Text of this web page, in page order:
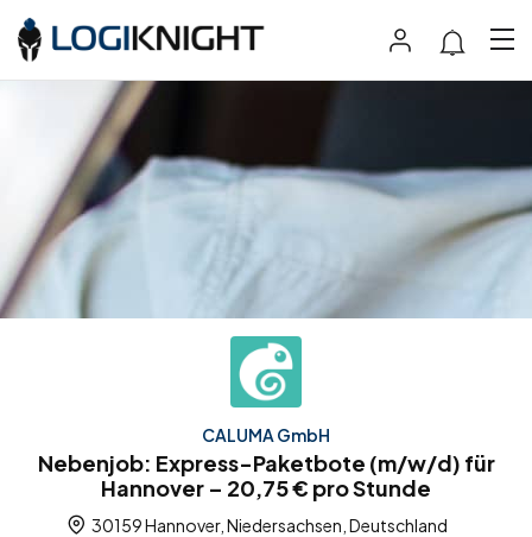
CALUMA GmbH
Nebenjob: Express-Paketbote (m/w/d) für
Hannover – 20,75 € pro Stunde
30159 Hannover, Niedersachsen, Deutschland